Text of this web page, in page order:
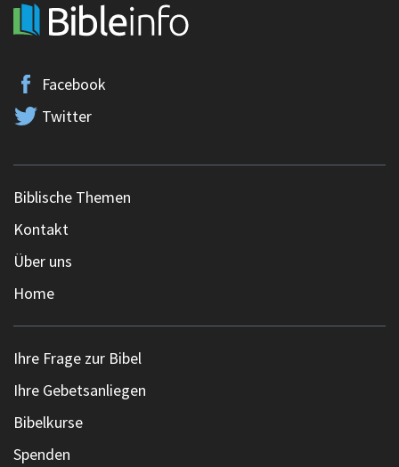
Facebook
Twitter
Biblische Themen
Kontakt
Über uns
Home
Ihre Frage zur Bibel
Ihre Gebetsanliegen
Bibelkurse
Spenden